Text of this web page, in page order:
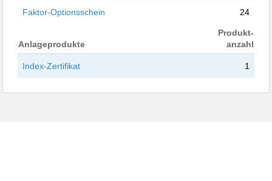
Faktor-Optionsschein 24
Anlageprodukte
Produkt-
anzahl
Index-Zertifikat 1